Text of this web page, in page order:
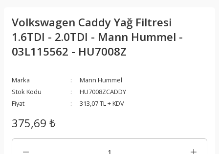
Volkswagen Caddy Yağ Filtresi
1.6TDI - 2.0TDI - Mann Hummel -
03L115562 - HU7008Z
Marka
Mann Hummel
Stok Kodu
HU7008ZCADDY
Fiyat
313,07 TL + KDV
375,69 ₺